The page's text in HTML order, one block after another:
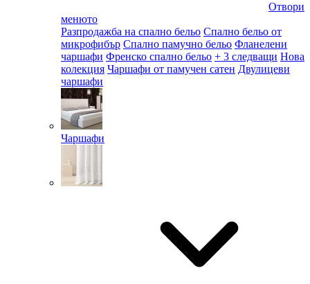
Отвори
менюто
Разпродажба на спално бельо Спално бельо от
микрофибър Спално памучно бельо Фланелени
чаршафи Френско спално бельо + 3 следващи Нова
колекция Чаршафи от памучен сатен Двулицеви
чаршафи
Чаршафи